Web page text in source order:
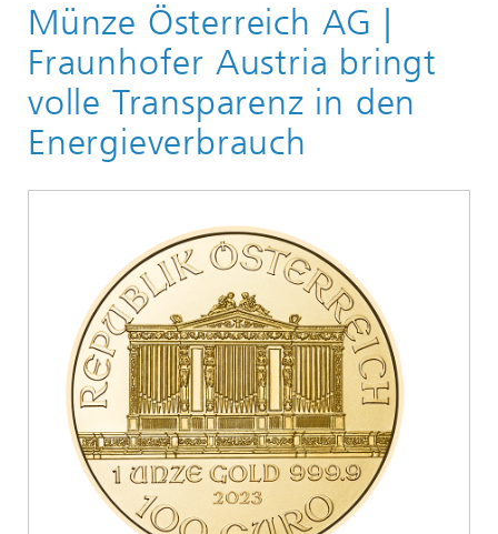
Leistungen
Münze Österreich AG |
Fraunhofer Austria bringt
volle Transparenz in den
Energieverbrauch